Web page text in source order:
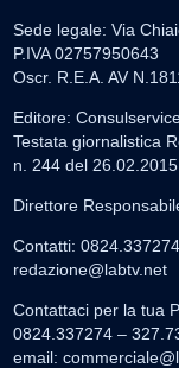
Sede legale: Via
P.IVA 02757950643
Oscr. R.E.A. AV
Editore:
Testata giornalistica
n. 244 del 26.02.2015
Direttore
Contatti:
redazione@labtv.net
Contattaci per la tua
0824.337274 –
email: